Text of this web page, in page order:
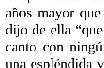
años mayor
dijo de ella
canto con
una espléndida